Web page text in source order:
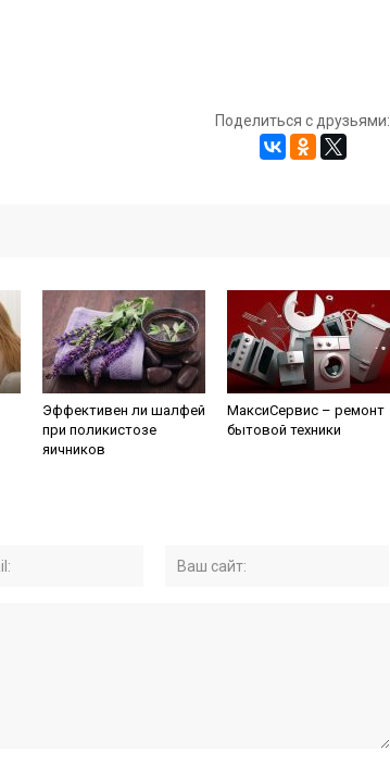
Поделиться с друзьями:
Эффективен ли шалфей
при поликистозе
яичников
МаксиСервис – ремонт
бытовой техники